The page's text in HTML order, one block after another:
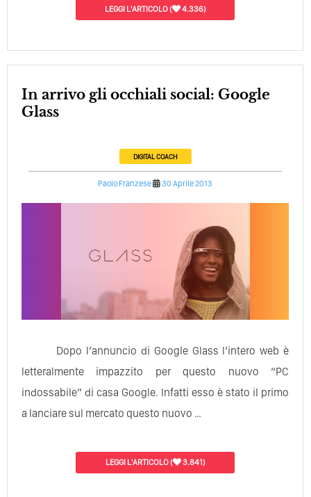
LEGGI L'ARTICOLO( 4.336)
In arrivo gli occhiali social: Google
Glass
DIGITAL COACH
Paolo Franzese 30 Aprile 2013
Dopo l’annuncio di Google Glass l’intero web è
letteralmente impazzito per questo nuovo “PC
indossabile” di casa Google. Infatti esso è stato il primo
a lanciare sul mercato questo nuovo …
LEGGI L'ARTICOLO( 3.841)